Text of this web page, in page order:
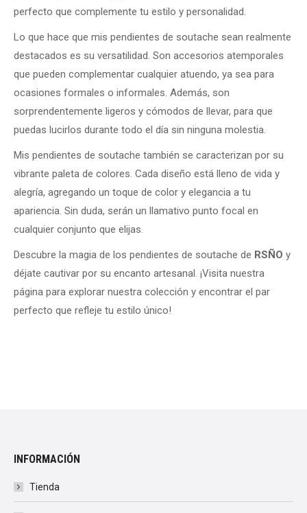
perfecto que complemente tu estilo y personalidad.
Lo que hace que mis pendientes de soutache sean realmente
destacados es su versatilidad. Son accesorios atemporales
que pueden complementar cualquier atuendo, ya sea para
ocasiones formales o informales. Además, son
sorprendentemente ligeros y cómodos de llevar, para que
puedas lucirlos durante todo el día sin ninguna molestia.
Mis pendientes de soutache también se caracterizan por su
vibrante paleta de colores. Cada diseño está lleno de vida y
alegría, agregando un toque de color y elegancia a tu
apariencia. Sin duda, serán un llamativo punto focal en
cualquier conjunto que elijas.
Descubre la magia de los pendientes de soutache de RSÑO y
déjate cautivar por su encanto artesanal. ¡Visita nuestra
página para explorar nuestra colección y encontrar el par
perfecto que refleje tu estilo único!
INFORMACIÓN
Tienda